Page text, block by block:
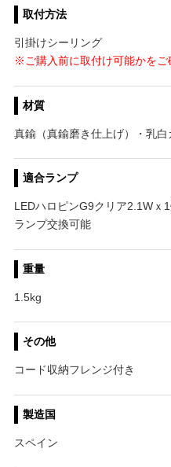
取付方法
引掛けシーリング
※ご購入前に取付け可能かをご
材質
真鍮（真鍮磨き仕上げ）・乳白
適合ランプ
LEDハロピンG9クリア2.1W
ランプ交換可能
重量
1.5kg
その他
コード収納フレンジ付き
製造国
スペイン